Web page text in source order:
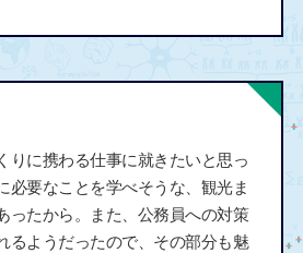
りに携わる仕事に就きたいと思っ
必要なことを学べそうな、観光ま
ったから。また、公務員への対策
るようだったので、その部分も魅